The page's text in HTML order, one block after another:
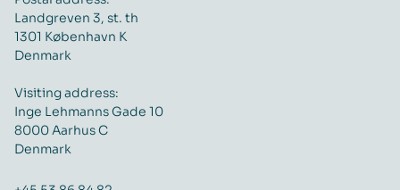
Landgreven 3, st. th
1301 København K
Denmark
Visiting address:
Inge Lehmanns Gade 10
8000 Aarhus C
Denmark